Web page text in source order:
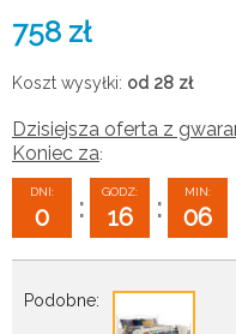
758 zł
Koszt wysyłki: od 28 zł
Dzisiejsza oferta z
Koniec za:
DNI:
0 :
GODZ:
16 :
MIN:
06
Podobne: